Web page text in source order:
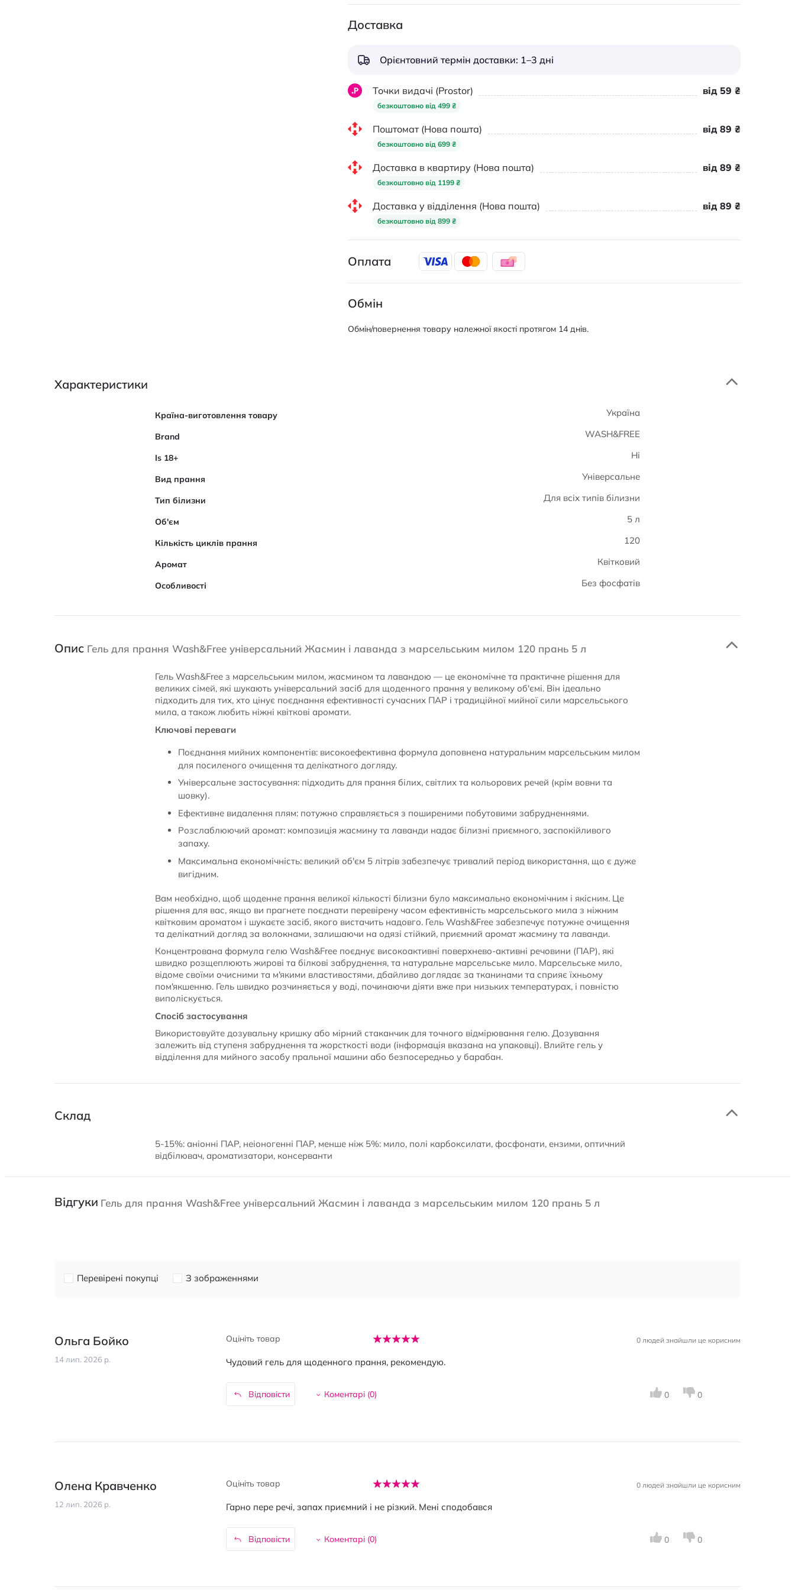
Доставка
Орієнтовний термін доставки: 1–3 дні
Точки видачі (Prostor)
безкоштовно від 499 ₴
від 59 ₴
Поштомат (Нова пошта)
безкоштовно від 699 ₴
від 89 ₴
Доставка в квартиру (Нова пошта)
безкоштовно від 1199 ₴
від 89 ₴
Доставка у відділення (Нова пошта)
безкоштовно від 899 ₴
від 89 ₴
Оплата
Обмін
Обмін/повернення товару належної якості протягом 14 днів.
Характеристики
Характеристики
Країна-виготовлення товару Україна
Brand WASH&FREE
Is 18+ Ні
Вид прання Універсальне
Тип білизни Для всіх типів білизни
Об'єм 5 л
Кількість циклів прання 120
Аромат Квітковий
Особливості Без фосфатів
Опис Гель для прання Wash&Free універсальний Жасмин і лаванда з марсельським милом 120 прань 5 л
Гель Wash&Free з марсельським милом, жасмином та лавандою — це економічне та практичне рішення для
великих сімей, які шукають універсальний засіб для щоденного прання у великому об'ємі. Він ідеально
підходить для тих, хто цінує поєднання ефективності сучасних ПАР і традиційної мийної сили марсельського
мила, а також любить ніжні квіткові аромати.
Ключові переваги
Поєднання мийних компонентів: високоефективна формула доповнена натуральним марсельським милом
для посиленого очищення та делікатного догляду.
Універсальне застосування: підходить для прання білих, світлих та кольорових речей (крім вовни та
шовку).
Ефективне видалення плям: потужно справляється з поширеними побутовими забрудненнями.
Розслаблюючий аромат: композиція жасмину та лаванди надає білизні приємного, заспокійливого
запаху.
Максимальна економічність: великий об'єм 5 літрів забезпечує тривалий період використання, що є дуже
вигідним.
Вам необхідно, щоб щоденне прання великої кількості білизни було максимально економічним і якісним. Це
рішення для вас, якщо ви прагнете поєднати перевірену часом ефективність марсельського мила з ніжним
квітковим ароматом і шукаєте засіб, якого вистачить надовго. Гель Wash&Free забезпечує потужне очищення
та делікатний догляд за волокнами, залишаючи на одязі стійкий, приємний аромат жасмину та лаванди.
Концентрована формула гелю Wash&Free поєднує високоактивні поверхнево-активні речовини (ПАР), які
швидко розщеплюють жирові та білкові забруднення, та натуральне марсельське мило. Марсельське мило,
відоме своїми очисними та м'якими властивостями, дбайливо доглядає за тканинами та сприяє їхньому
пом'якшенню. Гель швидко розчиняється у воді, починаючи діяти вже при низьких температурах, і повністю
виполіскується.
Спосіб застосування
Використовуйте дозувальну кришку або мірний стаканчик для точного відмірювання гелю. Дозування
залежить від ступеня забруднення та жорсткості води (інформація вказана на упаковці). Влийте гель у
відділення для мийного засобу пральної машини або безпосередньо у барабан.
Склад
5-15%: аніонні ПАР, неіоногенні ПАР, менше ніж 5%: мило, полі карбоксилати, фосфонати, ензими, оптичний
відбілювач, ароматизатори, консерванти
Відгуки Гель для прання Wash&Free універсальний Жасмин і лаванда з марсельським милом 120 прань 5 л
Перевірені покупці З зображеннями
Ольга Бойко
14 лип. 2026 р.
0 людей знайшли це корисним
Оцініть товар
Чудовий гель для щоденного прання, рекомендую.
Відповісти Коментарі (0) 0 0
Олена Кравченко
12 лип. 2026 р.
0 людей знайшли це корисним
Оцініть товар
Гарно пере речі, запах приємний і не різкий. Мені сподобався
Відповісти Коментарі (0) 0 0